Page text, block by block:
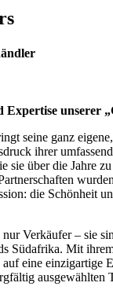
unserer
seine ganz
ihrer
sie über die Jahre
die Schönheit
Verkäufer – sie
Südafrika. Mit
eine einzigartige
ausgewählten